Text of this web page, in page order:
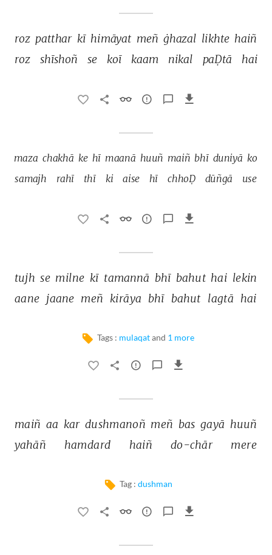
roz patthar kī himāyat meñ ġhazal likhte haiñ
roz
shīshoñ se koī kaam nikal paḌtā hai
maza chakhā ke hī maanā huuñ maiñ bhī duniyā ko
samajh
rahī thī ki aise hī chhoḌ dūñgā use
tujh se milne kī tamannā bhī bahut hai lekin
aane jaane meñ kirāya bhī bahut lagtā hai
Tags : mulaqatand 1 more
maiñ aa kar dushmanoñ meñ bas gayā huuñ
yahāñ
hamdard haiñ do-chār mere
Tag : dushman